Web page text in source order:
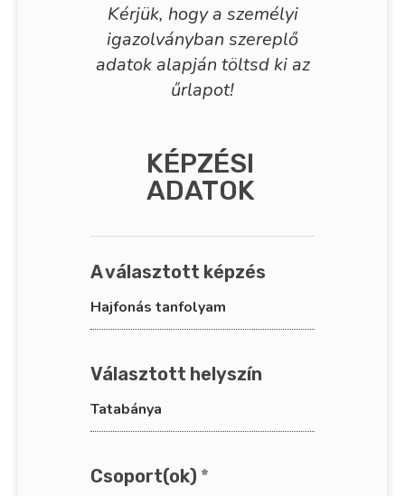
Kérjük, hogy a személyi
igazolványban szereplő
adatok alapján töltsd ki az
űrlapot!
KÉPZÉSI
ADATOK
A választott képzés
Hajfonás tanfolyam
Választott helyszín
Tatabánya
Csoport(ok) *